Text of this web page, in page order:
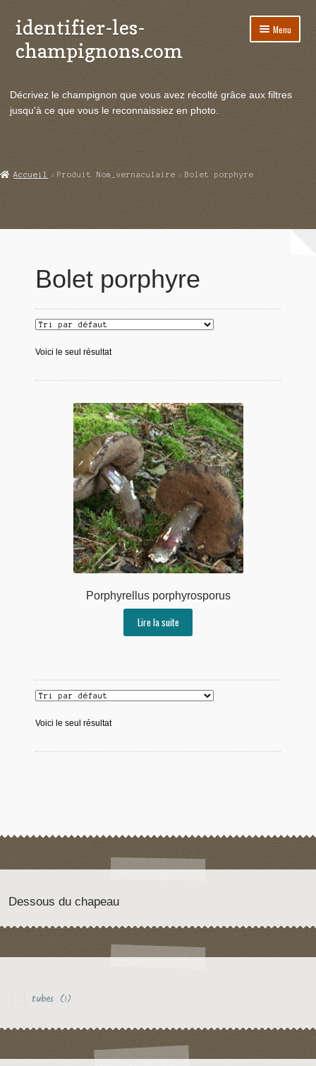
Aller
à
la
Aller
au
contenu
identifier-les-
champignons.com
Menu
le
Actualités
Echanges et contacts
Décrivez le champignon que vous avez récolté grâce aux filtres
jusqu'à ce que vous le reconnaissiez en photo.
Accueil Produit Nom_vernaculaire Bolet porphyre
Bolet porphyre
Voici le seul résultat
Porphyrellus porphyrosporus
Lire la suite
Voici le seul résultat
Dessous du chapeau
tubes (1)